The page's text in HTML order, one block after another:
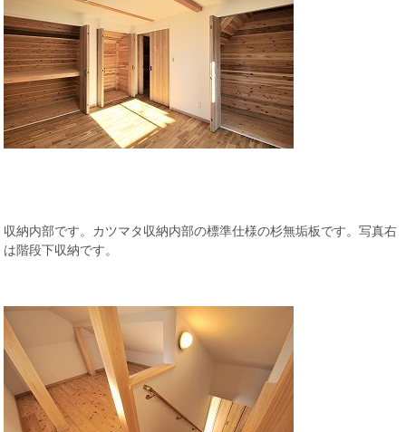
収納内部です。カツマタ収納内部の標準仕様の杉無垢板です。写真右
は階段下収納です。